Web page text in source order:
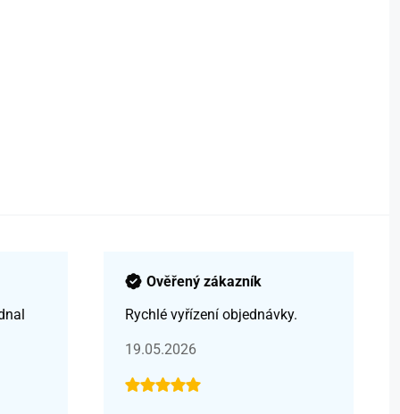
Ověřený zákazník
Rychlé vyřízení objednávky.
19.05.2026